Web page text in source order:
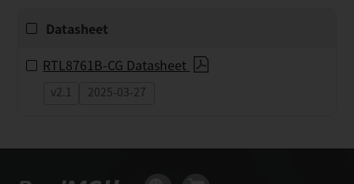
Datasheet
RTL8761B-CG Datasheet
v2.1 2025-03-27